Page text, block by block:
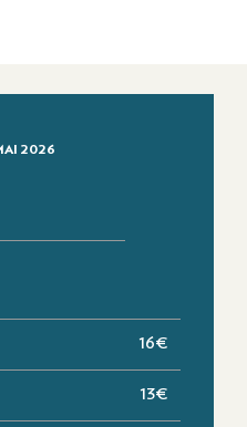
2026
16€
13€